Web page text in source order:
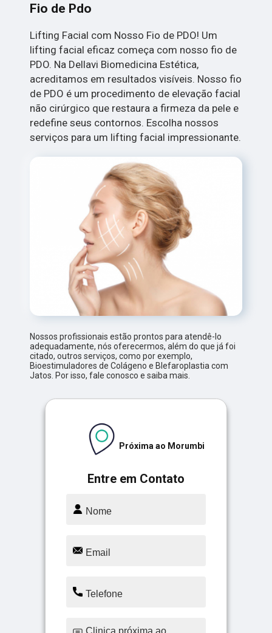
Fio de Pdo
Lifting Facial com Nosso Fio de PDO! Um
lifting facial eficaz começa com nosso fio de
PDO. Na Dellavi Biomedicina Estética,
acreditamos em resultados visíveis. Nosso fio
de PDO é um procedimento de elevação facial
não cirúrgico que restaura a firmeza da pele e
redefine seus contornos. Escolha nossos
serviços para um lifting facial impressionante.
Nossos profissionais estão prontos para atendê-lo
adequadamente, nós oferecermos, além do que já foi
citado, outros serviços, como por exemplo,
Bioestimuladores de Colágeno e Blefaroplastia com
Jatos. Por isso, fale conosco e saiba mais.
Entre em Contato
Próxima ao Morumbi